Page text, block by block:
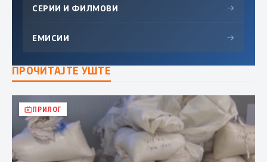
СЕРИИ И ФИЛМОВИ →
ЕМИСИИ →
ПРОЧИТАЈТЕ УШТЕ
ПРИЛОГ